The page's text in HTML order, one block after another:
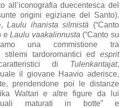
all’iconografia duecentesca del
origini egiziane del Santo).
Laulu ihanista silmistä (“Canto
eLaulu vaakalinnusta (“Canto su
una commistione tra
stilemi tardoromantici ed esprit
di Tulenkantajat,
il giovane Haavio aderisce,
prendendone poi le distanze
Waltari e altre figure da lui
maturati in botte” e